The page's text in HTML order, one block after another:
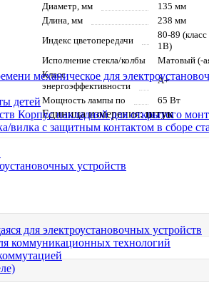
механическое для
детей
Корпус накладной для открытого
вилка с защитным контактом в сборе
устройств
для электроустановочных устройств
коммуникационных технологий
Диаметр, мм
135 мм
Длина, мм
238 мм
Индекс цветопередачи
80-89 (класс
1В)
Исполнение стекла/колбы
Матовый (-
Класс
энергоэффективности
A+
Мощность лампы по
65 Вт
Единица измерения:штук